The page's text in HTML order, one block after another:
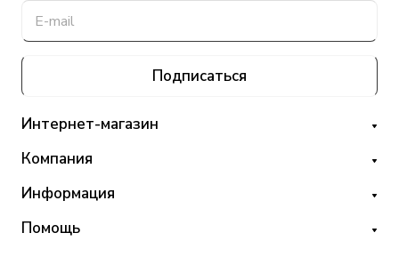
Подписаться
Интернет-магазин
Компания
Информация
Помощь